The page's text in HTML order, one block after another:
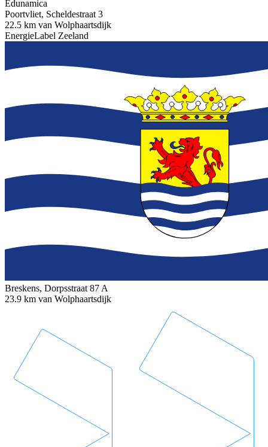
Edunamica
Poortvliet, Scheldestraat 3
22.5 km van Wolphaartsdijk
EnergieLabel Zeeland
Breskens, Dorpsstraat 87 A
23.9 km van Wolphaartsdijk